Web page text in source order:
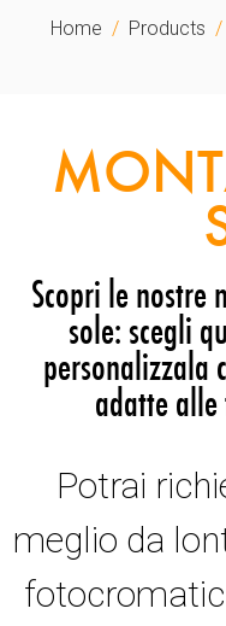
Home Products
Scopri le nostre
sole: scegli
personalizzala
adatte alle
Potrai
meglio da